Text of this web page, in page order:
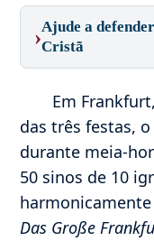
›Ajude a
Cristã
Em
das três festas,
durante meia-
50 sinos de 10
Das Große